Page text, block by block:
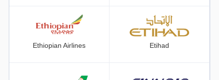
Ethiopian Airlines Etihad